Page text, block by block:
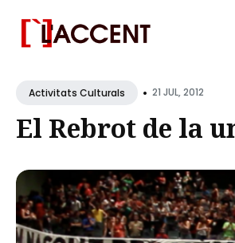
for
Blog
Activitats Culturals • 21 JUL, 2012
El Rebrot de la